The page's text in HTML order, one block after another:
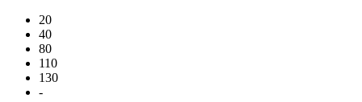
20
40
80
110
130
-